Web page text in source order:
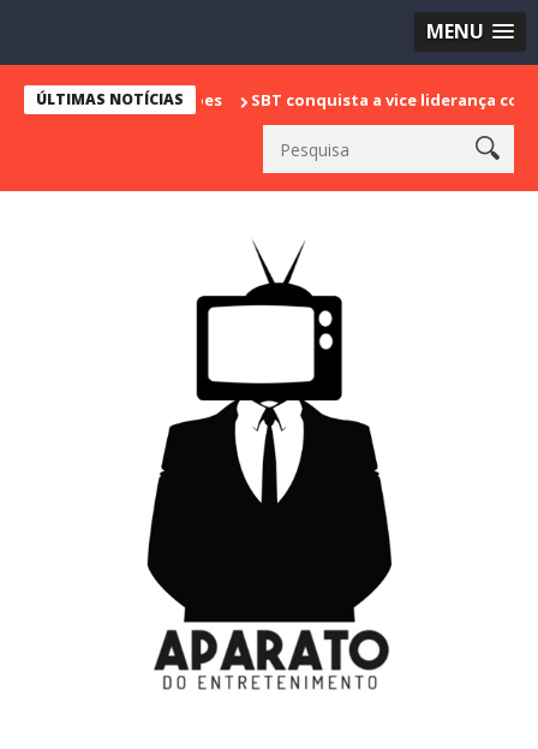
MENU
ÚLTIMAS NOTÍCIASSBT conquista a vice liderança com "Bake